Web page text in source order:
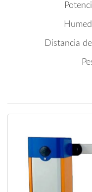
Distancia